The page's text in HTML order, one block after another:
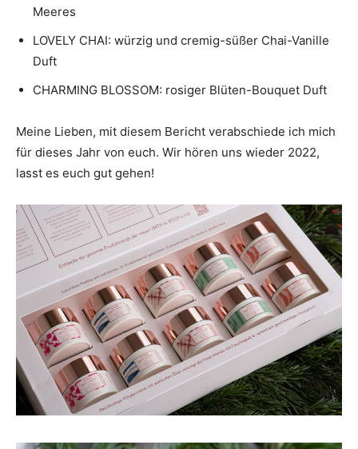
Meeres
LOVELY CHAI: würzig und cremig-süßer Chai-Vanille
Duft
CHARMING BLOSSOM: rosiger Blüten-Bouquet Duft
Meine Lieben, mit diesem Bericht verabschiede ich mich
für dieses Jahr von euch. Wir hören uns wieder 2022,
lasst es euch gut gehen!